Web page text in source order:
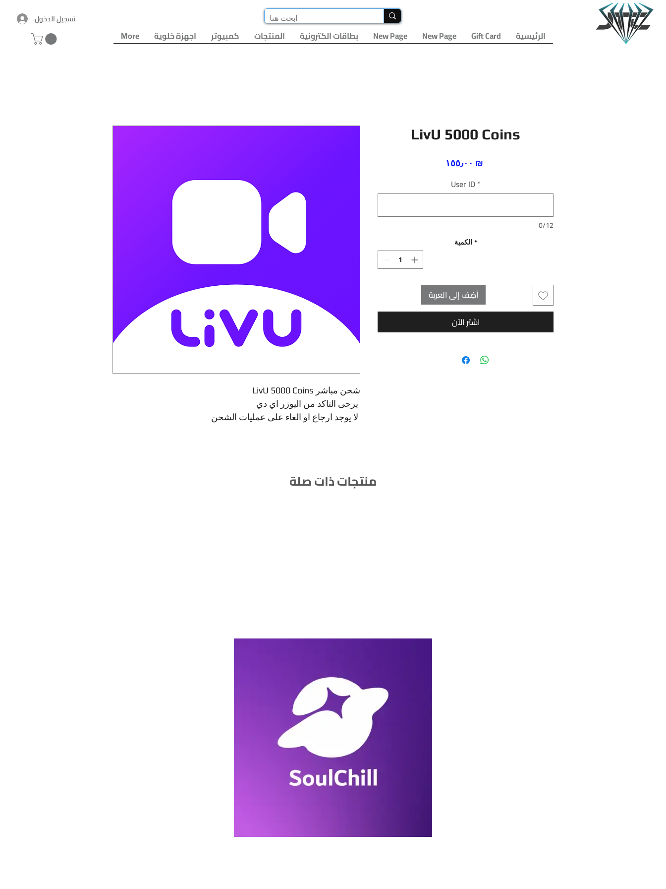
تسجيل الدخول
الرئيسية Gift Card
New Page
New Page بطاقات الكترونية المنتجات كمبيوتر اجهزة خلوية More
LivU 5000 Coins شحن مباشر
LivU 5000 Coins
‏١٥٥٫٠٠ ₪
User ID*
0/12
الكمية *
أضِف إلى العربة
اشترِ الآن
منتجات ذات صلة